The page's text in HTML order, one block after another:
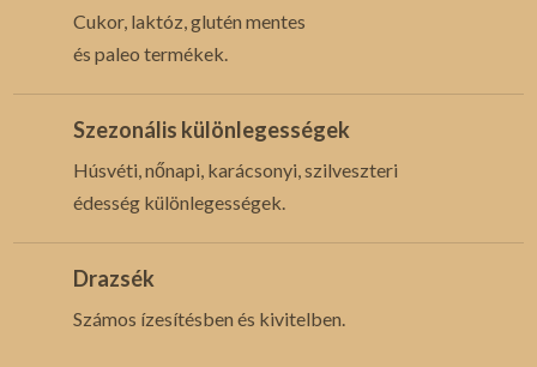
Cukor, laktóz, glutén mentes
és paleo termékek.
Szezonális különlegességek
Húsvéti, nőnapi, karácsonyi, szilveszteri
édesség különlegességek.
Drazsék
Számos ízesítésben és kivitelben.